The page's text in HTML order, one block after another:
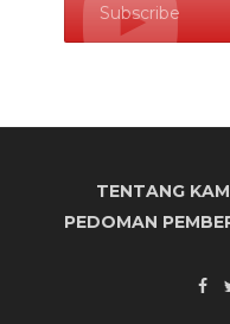
Subscribe
TENTANG
PEDOMAN